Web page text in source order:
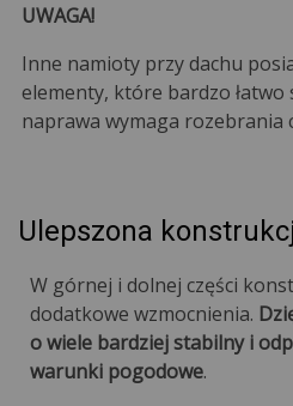
UWAGA!
Inne namioty przy dachu
elementy, które bardzo łatwo
naprawa wymaga rozebrania
Ulepszona
W górnej i dolnej części
dodatkowe wzmocnienia.
o wiele bardziej stabilny i
warunki pogodowe.